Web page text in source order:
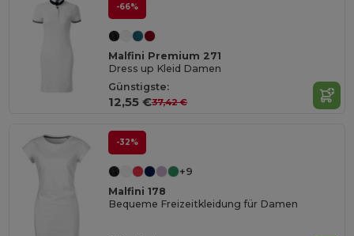
-66%
Malfini Premium 271
Dress up Kleid Damen
Günstigste:
12,55 €37,42 €
-32%
+9
Malfini 178
Bequeme Freizeitkleidung für Damen